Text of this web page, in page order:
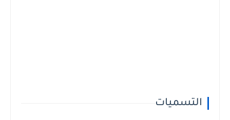
التسميات